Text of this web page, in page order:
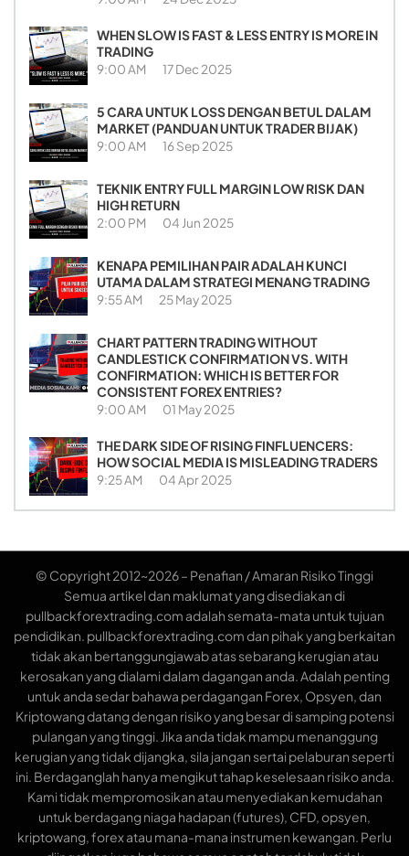
WHEN SLOW IS FAST & LESS ENTRY IS MORE IN
TRADING
9:00 AM 17 Dec 2025
5 CARA UNTUK LOSS DENGAN BETUL DALAM
MARKET (PANDUAN UNTUK TRADER BIJAK)
9:00 AM 16 Sep 2025
TEKNIK ENTRY FULL MARGIN LOW RISK DAN
HIGH RETURN
2:00 PM 04 Jun 2025
KENAPA PEMILIHAN PAIR ADALAH KUNCI
UTAMA DALAM STRATEGI MENANG TRADING
9:55 AM 25 May 2025
CHART PATTERN TRADING WITHOUT
CANDLESTICK CONFIRMATION VS. WITH
CONFIRMATION: WHICH IS BETTER FOR
CONSISTENT FOREX ENTRIES?
9:00 AM 01 May 2025
THE DARK SIDE OF RISING FINFLUENCERS:
HOW SOCIAL MEDIA IS MISLEADING TRADERS
9:25 AM 04 Apr 2025
© Copyright 2012~2026 – Penafian / Amaran Risiko Tinggi
Semua artikel dan maklumat yang disediakan di
pullbackforextrading.com adalah semata-mata untuk tujuan
pendidikan. pullbackforextrading.com dan pihak yang berkaitan
tidak akan bertanggungjawab atas sebarang kerugian atau
kerosakan yang dialami dalam dagangan anda. Adalah penting
untuk anda sedar bahawa perdagangan Forex, Opsyen, dan
Kriptowang datang dengan risiko yang besar di samping potensi
pulangan yang tinggi. Jika anda tidak mampu menanggung
kerugian yang tidak dijangka, sila jangan sertai pelaburan seperti
ini. Berdaganglah hanya mengikut tahap keselesaan risiko anda.
Kami tidak mempromosikan atau menyediakan kemudahan
untuk berdagang niaga hadapan (futures), CFD, opsyen,
kriptowang, forex atau mana-mana instrumen kewangan. Perlu